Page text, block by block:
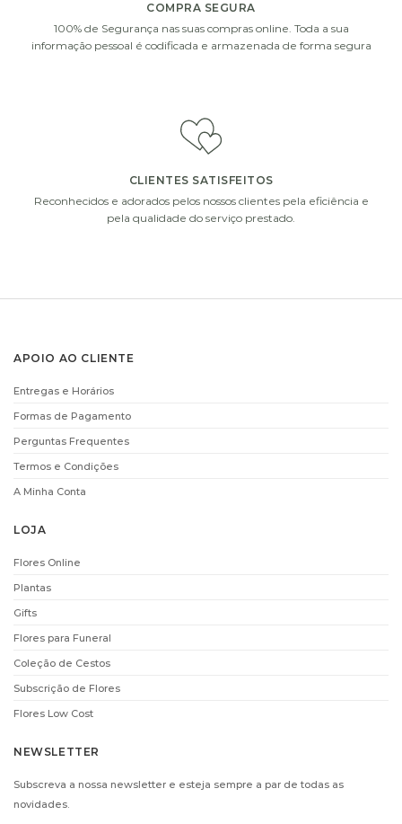
COMPRA SEGURA
100% de Segurança nas suas compras online. Toda a sua
informação pessoal é codificada e armazenada de forma segura
CLIENTES SATISFEITOS
Reconhecidos e adorados pelos nossos clientes pela eficiência e
pela qualidade do serviço prestado.
APOIO AO CLIENTE
Entregas e Horários
Formas de Pagamento
Perguntas Frequentes
Termos e Condições
A Minha Conta
LOJA
Flores Online
Plantas
Gifts
Flores para Funeral
Coleção de Cestos
Subscrição de Flores
Flores Low Cost
NEWSLETTER
Subscreva a nossa newsletter e esteja sempre a par de todas as
novidades.